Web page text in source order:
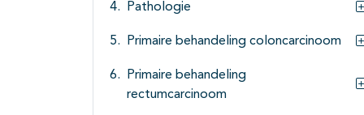
Pathologie
Primaire behandeling coloncarcinoom
Primaire behandeling
rectumcarcinoom